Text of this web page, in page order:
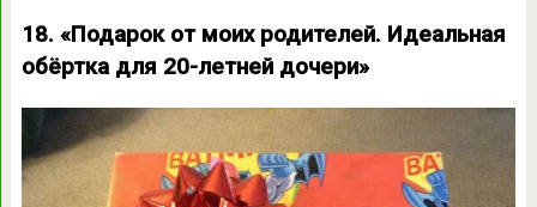
18. «Подарок от моих родителей. Идеальная
обёртка для 20-летней дочери»